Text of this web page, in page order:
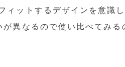
ィットするデザインを意識
異なるので使い比べてみる